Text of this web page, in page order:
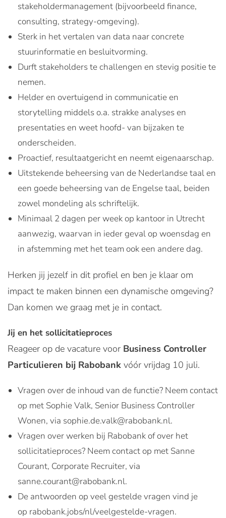
stakeholdermanagement (bijvoorbeeld finance,
consulting, strategy-omgeving).
Sterk in het vertalen van data naar concrete
stuurinformatie en besluitvorming.
Durft stakeholders te challengen en stevig positie te
nemen.
Helder en overtuigend in communicatie en
storytelling middels o.a. strakke analyses en
presentaties en weet hoofd- van bijzaken te
onderscheiden.
Proactief, resultaatgericht en neemt eigenaarschap.
Uitstekende beheersing van de Nederlandse taal en
een goede beheersing van de Engelse taal, beiden
zowel mondeling als schriftelijk.
Minimaal 2 dagen per week op kantoor in Utrecht
aanwezig, waarvan in ieder geval op woensdag en
in afstemming met het team ook een andere dag.
Herken jij jezelf in dit profiel en ben je klaar om
impact te maken binnen een dynamische omgeving?
Dan komen we graag met je in contact.
Jij en het sollicitatieproces
Reageer op de vacature voor Business Controller
Particulieren bij Rabobank vóór vrijdag 10 juli.
Vragen over de inhoud van de functie? Neem contact
op met Sophie Valk, Senior Business Controller
Wonen, via sophie.de.valk@rabobank.nl.
Vragen over werken bij Rabobank of over het
sollicitatieproces? Neem contact op met Sanne
Courant, Corporate Recruiter, via
sanne.courant@rabobank.nl.
De antwoorden op veel gestelde vragen vind je
op rabobank.jobs/nl/veelgestelde-vragen.